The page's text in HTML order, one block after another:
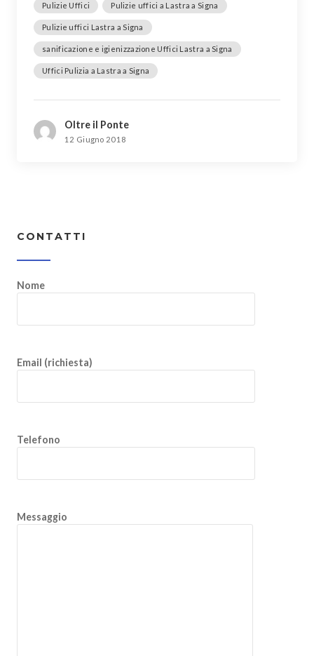
Pulizie Uffici Pulizie uffici a Lastra a Signa
Pulizie uffici Lastra a Signa
sanificazione e igienizzazione Uffici Lastra a Signa
Uffici Pulizia a Lastra a Signa
Oltre il Ponte
12 Giugno 2018
CONTATTI
Nome
Email (richiesta)
Telefono
Messaggio